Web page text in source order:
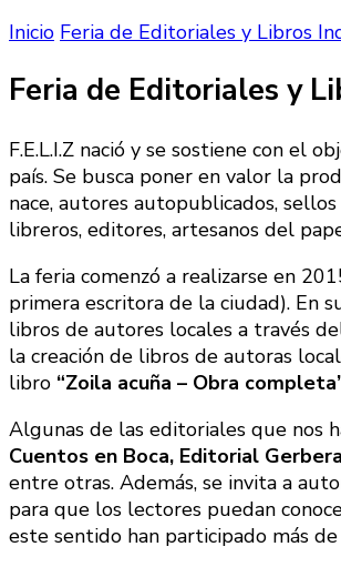
Inicio Feria de Editoriales y Libros
Feria de Editoriales y
F.E.L.I.Z nació y se sostiene con el
país. Se busca poner en valor la
nace, autores autopublicados,
libreros, editores, artesanos del
La feria comenzó a realizarse en
primera escritora de la ciudad). En
libros de autores locales a través
la creación de libros de autoras
libro “Zoila acuña – Obra
Algunas de las editoriales que nos
Cuentos en Boca, Editorial
entre otras. Además, se invita a
para que los lectores puedan
este sentido han participado más